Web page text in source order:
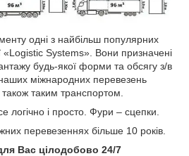
одні з найбільш популярних
«Logistic Systems». Вони призначені
будь-якої форми та обсягу з/в
наших міжнародних перевезень
також таким транспортом.
логічно і просто. Фури – сцепки.
перевезеннях більше 10 років.
Вас цілодобово 24/7